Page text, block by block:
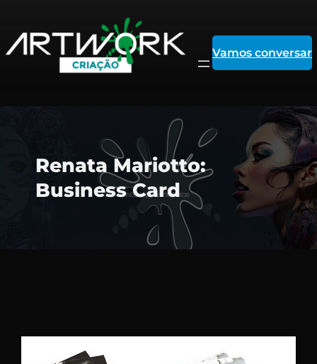
para
Vamos conversar
Renata Mariotto:
Business Card